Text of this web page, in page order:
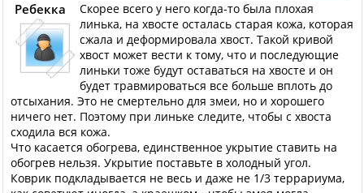
Ребекка
Скорее всего у него когда-то была плохая
линька, на хвосте осталась старая кожа, которая
сжала и деформировала хвост. Такой кривой
хвост может вести к тому, что и последующие
линьки тоже будут оставаться на хвосте и он
будет травмироваться все больше вплоть до
отсыхания. Это не смертельно для змеи, но и хорошего
ничего нет. Поэтому при линьке следите, чтобы с хвоста
сходила вся кожа.
Что касается обогрева, единственное укрытие ставить на
обогрев нельзя. Укрытие поставьте в холодный угол.
Коврик подкладывается не весь и даже не 1/3 террариума,